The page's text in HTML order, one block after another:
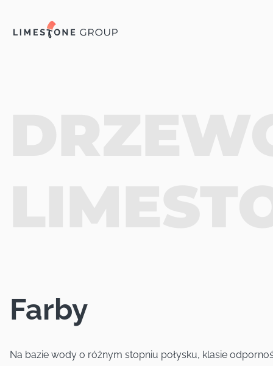
Farby
Na bazie wody o różnym stopniu połysku, klasie